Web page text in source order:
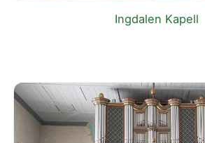
Ingdalen Kapell